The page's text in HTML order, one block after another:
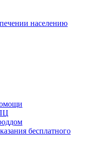
населению
бесплатного